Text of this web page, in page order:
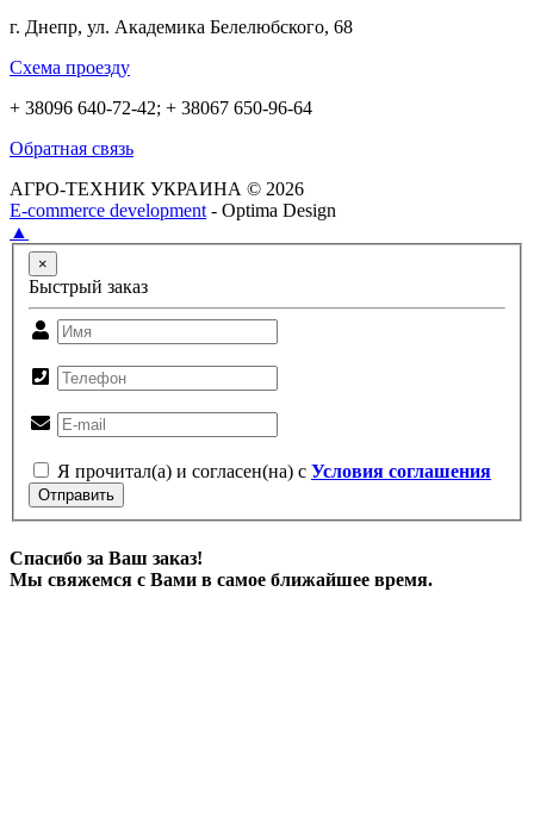
г. Днепр, ул. Академика Белелюбского, 68
Схема проезду
+ 38096 640-72-42; + 38067 650-96-64
Обратная связь
АГРО-ТЕХНИК УКРАИНА © 2026
E-commerce development - Optima Design
▲
×
Быстрый заказ
Я прочитал(а) и согласен(на) с Условия соглашения
Отправить
Спасибо за Ваш заказ!
Мы свяжемся с Вами в самое ближайшее время.